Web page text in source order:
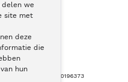
delen we
site met
deze
die
hun
KVK nummer: 30196373